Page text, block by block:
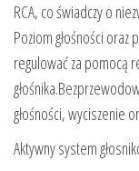
RCA, co świadczy o
Poziom głośności
regulować za pomocą
głośności, wyciszenie
Aktywny system